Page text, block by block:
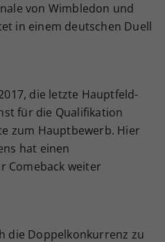
von Wimbledon und
in einem deutschen Duell
die letzte Hauptfeld-
für die Qualifikation
zum Hauptbewerb. Hier
hat einen
Comeback weiter
die Doppelkonkurrenz zu